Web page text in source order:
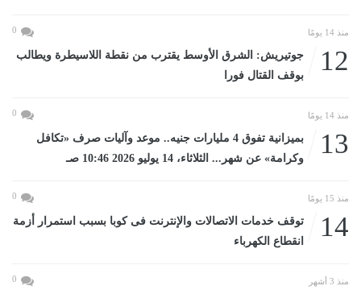
منذ 14 يومًا 0
12
جوتيريش: الشرق الأوسط يقترب من نقطة اللاسيطرة ويطالب
بوقف القتال فورا
منذ 14 يومًا 0
13
بميزانية تفوق 4 مليارات جنيه.. موعد وآليات صرف «تكافل
وكرامة» عن شهر... الثلاثاء، 14 يوليو 2026 10:46 صـ
منذ 15 يومًا 0
14
توقف خدمات الاتصالات والإنترنت فى كوبا بسبب استمرار أزمة
انقطاع الكهرباء
منذ 3 أشهر 0